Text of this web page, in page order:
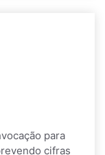
para
cifras